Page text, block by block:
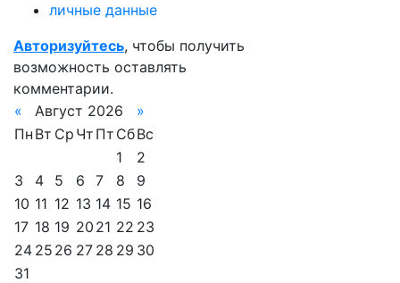
личные данные
Авторизуйтесь, чтобы получить
возможность оставлять
комментарии.
«
Август 2026
»
Пн Вт Ср Чт Пт СбВс
1
2
3
4 5 6 7 8
9
10 11 12 13 14 15 16
17 18 19 20 21 22 23
24 25 26 27 28 29 30
31